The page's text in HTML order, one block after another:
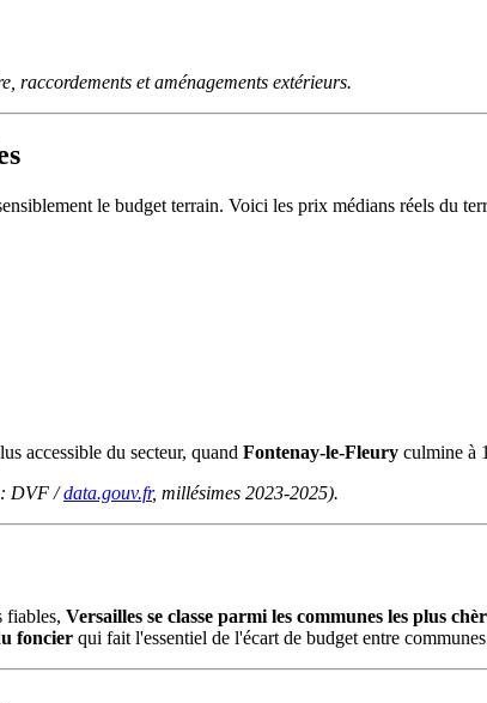
raccordements et aménagements extérieurs.
le budget terrain. Voici les prix médians réels du
accessible du secteur, quand Fontenay-le-Fleury culmine à
: DVF /data.gouv.fr, millésimes 2023-2025).
fiables, Versailles se classe parmi les communes les plus
foncier qui fait l'essentiel de l'écart de budget entre